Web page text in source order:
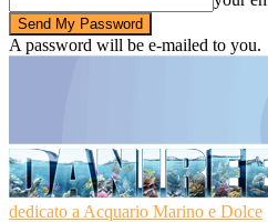
A password will be e-mailed to you.
dedicato a Acquario Marino e Dolce